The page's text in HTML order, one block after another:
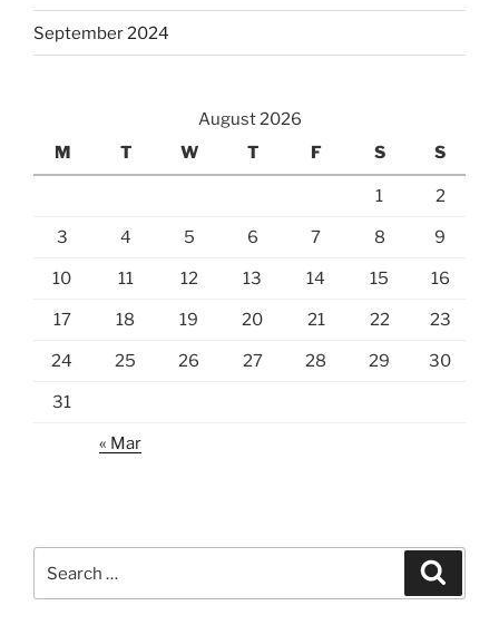
September 2024
August 2026
M
T W T F S S
1 2
3 4 5 6 7 8 9
10 11 12 13 14 15 16
17 18 19 20 21 22 23
24 25 26 27 28 29 30
31
« Mar
for: